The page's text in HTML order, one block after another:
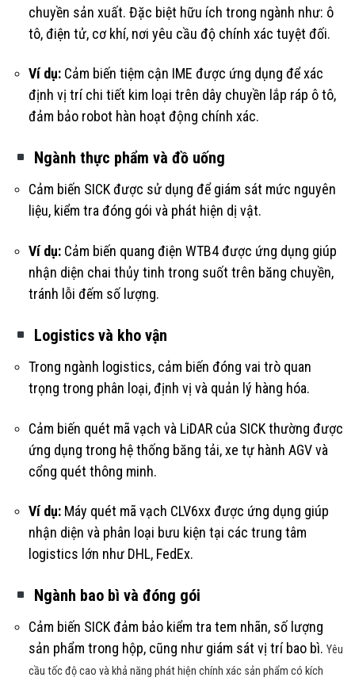
chuyền sản xuất. Đặc biệt hữu ích trong ngành như: ô
tô, điện tử, cơ khí, nơi yêu cầu độ chính xác tuyệt đối.
Ví dụ:Cảm biến tiệm cận IME được ứng dụng để xác
định vị trí chi tiết kim loại trên dây chuyền lắp ráp ô tô,
đảm bảo robot hàn hoạt động chính xác.
Ngành thực phẩm và đồ uống
Cảm biến SICK được sử dụng để giám sát mức nguyên
liệu, kiểm tra đóng gói và phát hiện dị vật.
Ví dụ:Cảm biến quang điện WTB4 được ứng dụng giúp
nhận diện chai thủy tinh trong suốt trên băng chuyền,
tránh lỗi đếm số lượng.
Logistics và kho vận
Trong ngành logistics, cảm biến đóng vai trò quan
trọng trong phân loại, định vị và quản lý hàng hóa.
Cảm biến quét mã vạch và LiDAR của SICK thường được
ứng dụng trong hệ thống băng tải, xe tự hành AGV và
cổng quét thông minh.
Ví dụ:Máy quét mã vạch CLV6xx được ứng dụng giúp
nhận diện và phân loại bưu kiện tại các trung tâm
logistics lớn như DHL, FedEx.
Ngành bao bì và đóng gói
Cảm biến SICK đảm bảo kiểm tra tem nhãn, số lượng
sản phẩm trong hộp, cũng như giám sát vị trí bao bì. Yêu
cầu tốc độ cao và khả năng phát hiện chính xác sản phẩm có kích